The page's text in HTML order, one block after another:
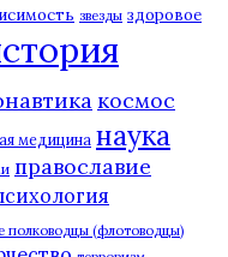
звезды здоровое
космос
медицина наука
православие
полководцы (флотоводцы)